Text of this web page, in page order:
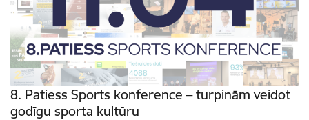
8. Patiess Sports konference – turpinām veidot
godīgu sporta kultūru